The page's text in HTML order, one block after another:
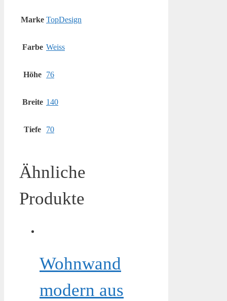
Marke TopDesign
Farbe Weiss
Höhe 76
Breite 140
Tiefe 70
Ähnliche
Produkte
Wohnwand
modern aus